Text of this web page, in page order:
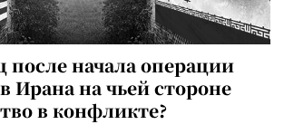
после начала операции
на чьей стороне
в конфликте?